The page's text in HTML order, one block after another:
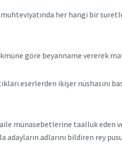
her hangi bir
göre beyanname vererek
eserlerden ikişer nüshasını
taalluk eden ve
adayların adlarını bildiren rey